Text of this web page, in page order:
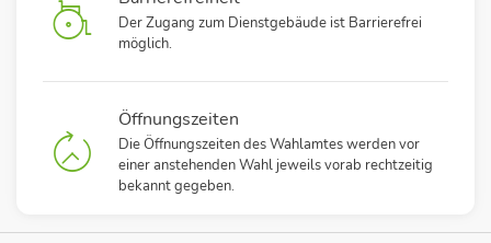
Der Zugang zum Dienstgebäude ist Barrierefrei
möglich.
Öffnungszeiten
Die Öffnungszeiten des Wahlamtes werden vor
einer anstehenden Wahl jeweils vorab rechtzeitig
bekannt gegeben.